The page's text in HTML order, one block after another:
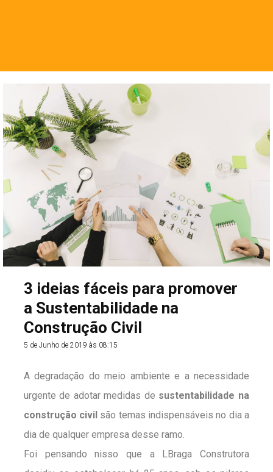
3 ideias fáceis para promover
a Sustentabilidade na
Construção Civil
5 de Junho de 2019 às 08:15
A degradação do meio ambiente e a necessidade
urgente de adotar medidas de sustentabilidade na
construção civil são temas indispensáveis no dia a
dia de qualquer empresa desse ramo.
Foi pensando nisso que a LBraga Construtora